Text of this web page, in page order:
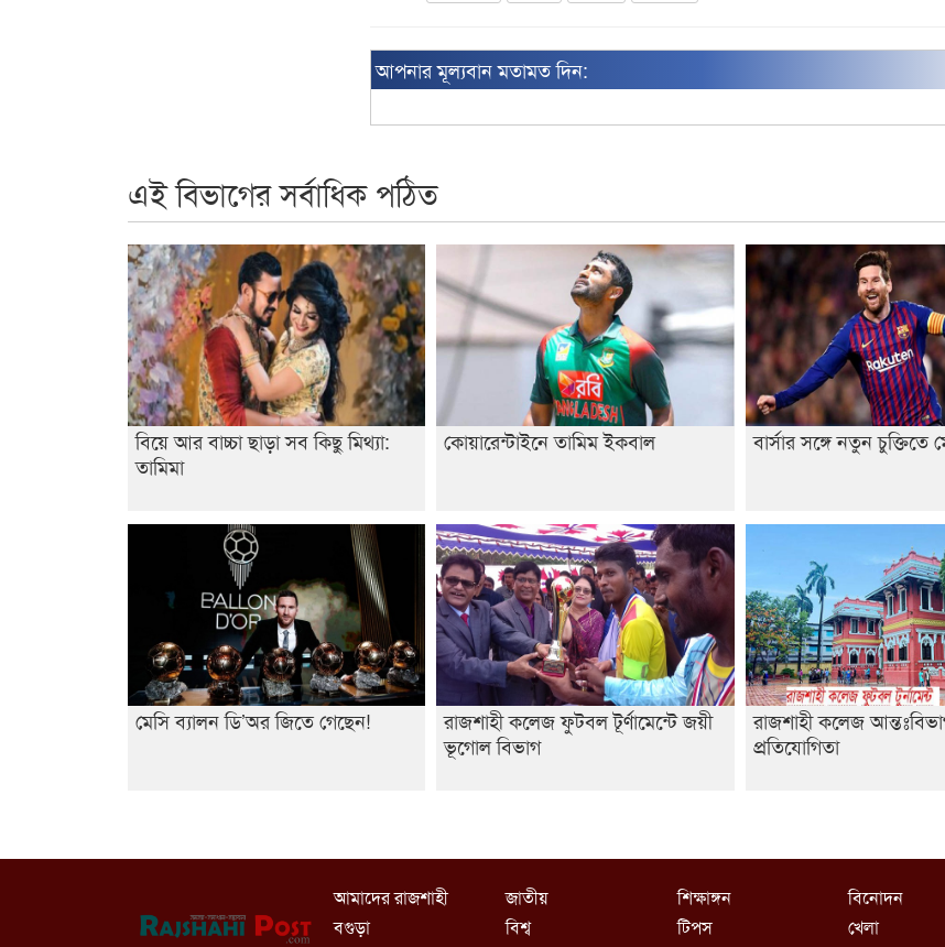
আপনার মূল্যবান মতামত দিন:
এই বিভাগের সর্বাধিক পঠিত
বিয়ে আর বাচ্চা ছাড়া সব কিছু মিথ্যা:
তামিমা
কোয়ারেন্টাইনে তামিম ইকবাল বার্সার সঙ্গে নতুন চুক্তিতে
মেসি ব্যালন ডি’অর জিতে গেছেন!
রাজশাহী কলেজ ফুটবল টূর্ণামেন্টে জয়ী
ভূগোল বিভাগ
রাজশাহী কলেজ
প্রতিযোগিতা
আমাদের রাজশাহী
বগুড়া
জাতীয়
বিশ্ব
শিক্ষাঙ্গন
টিপস
বিনোদন
খেলা